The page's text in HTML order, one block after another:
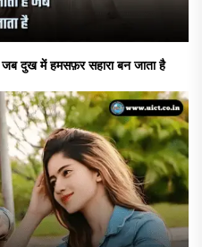
दुख में हमसफ़र सहारा बन जाता है